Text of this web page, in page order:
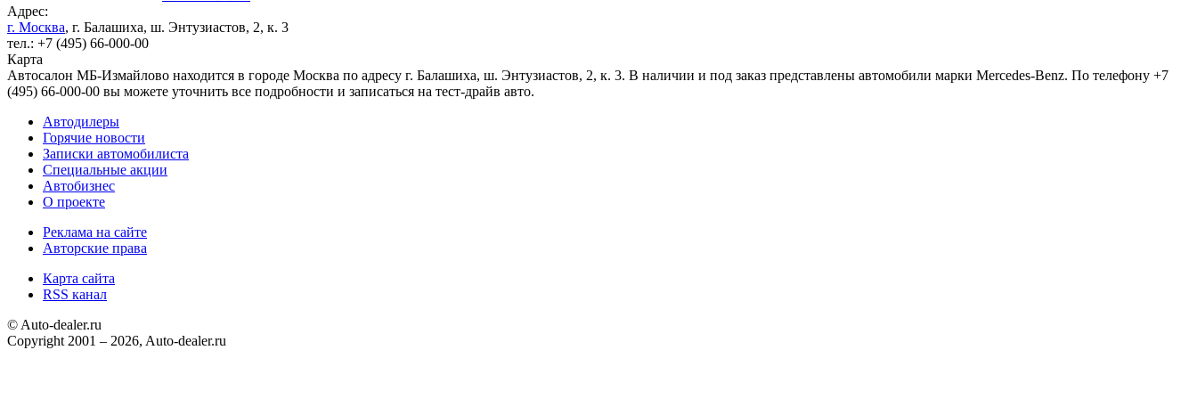
Адрес:
г. Москва, г. Балашиха, ш. Энтузиастов, 2, к. 3
тел.: +7 (495) 66-000-00
Карта
Автосалон МБ-Измайлово находится в городе Москва по адресу г. Балашиха, ш. Энтузиастов, 2, к. 3. В наличии и под заказ представлены автомобили марки Mercedes-Benz. По телефону +7
(495) 66-000-00 вы можете уточнить все подробности и записаться на тест-драйв авто.
Автодилеры
Горячие новости
Записки автомобилиста
Специальные акции
Автобизнес
О проекте
Реклама на сайте
Авторские права
Карта сайта
RSS канал
© Auto-dealer.ru
Copyright 2001 – 2026, Auto-dealer.ru